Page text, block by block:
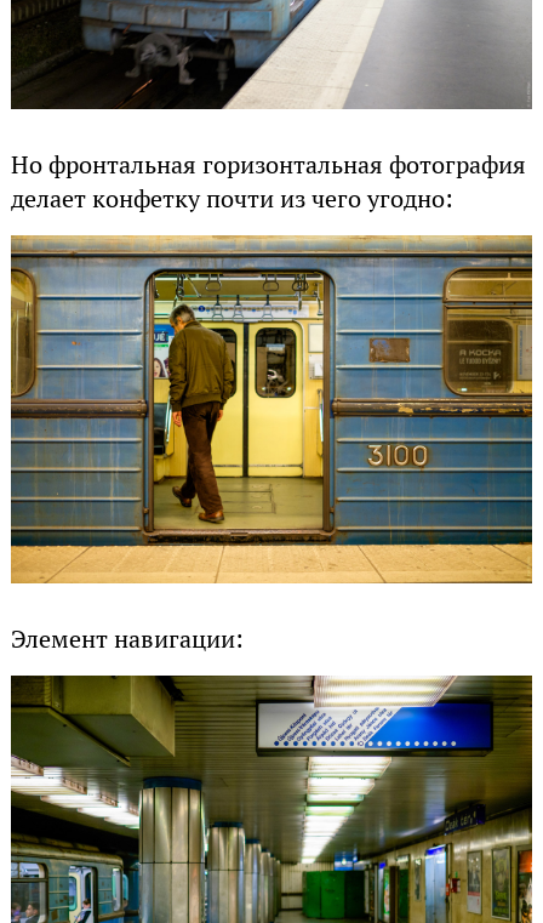
Но фронтальная горизонтальная фотография
делает конфетку почти из чего угодно:
Элемент навигации: